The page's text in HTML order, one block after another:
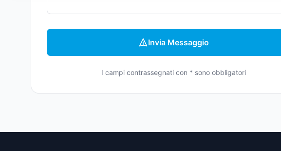
Invia Messaggio
I campi contrassegnati con * sono obbligatori